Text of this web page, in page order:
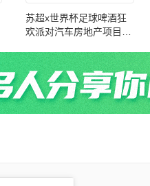
苏超x世界杯足球啤酒狂
欢派对汽车房地产项目主
球】【夏季活动】